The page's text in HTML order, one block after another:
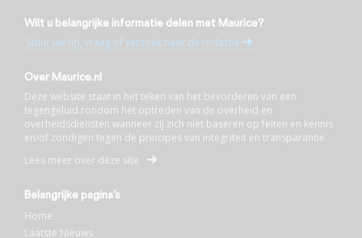
Wilt u belangrijke informatie delen met Maurice?
Stuur uw tip, vraag of verzoek naar de redactie
Over Maurice.nl
Deze website staat in het teken van het bevorderen van een
tegengeluid rondom het optreden van de overheid en
overheidsdiensten wanneer zij zich niet baseren op feiten en kennis
en/of zondigen tegen de principes van integriteit en transparantie.
Lees meer over deze site
Belangrijke pagina’s
Home
Laatste Nieuws